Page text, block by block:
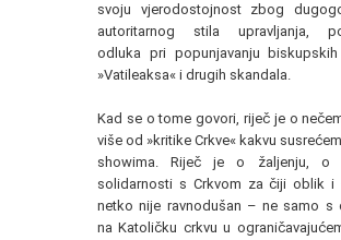
svoju vjerodostojnost zbog
autoritarnog stila upravljanja,
odluka pri popunjavanju
»Vatileaksa« i drugih skandala.
Kad se o tome govori, riječ je o
više od »kritike Crkve« kakvu
showima. Riječ je o žaljenju, o
solidarnosti s Crkvom za čiji oblik i
netko nije ravnodušan – ne samo s
na Katoličku crkvu u